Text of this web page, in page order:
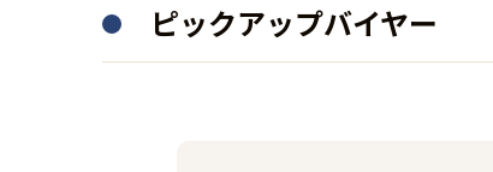
ピックアップバイヤー